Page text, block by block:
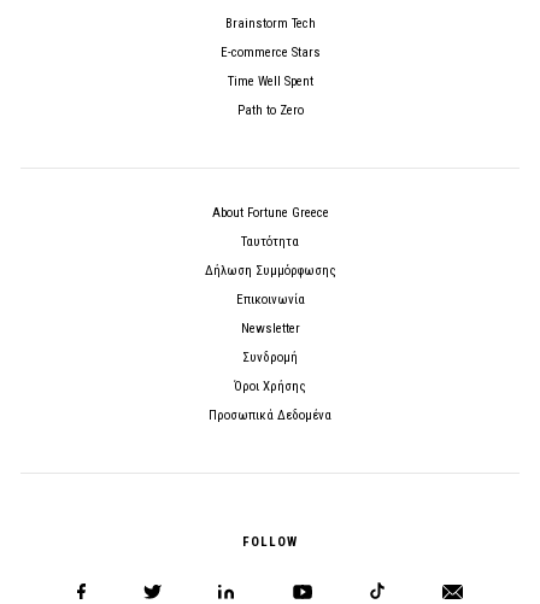
Brainstorm Tech
E-commerce Stars
Time Well Spent
Path to Zero
About Fortune Greece
Ταυτότητα
Δήλωση Συμμόρφωσης
Επικοινωνία
Newsletter
Συνδρομή
Όροι Χρήσης
Προσωπικά Δεδομένα
FOLLOW